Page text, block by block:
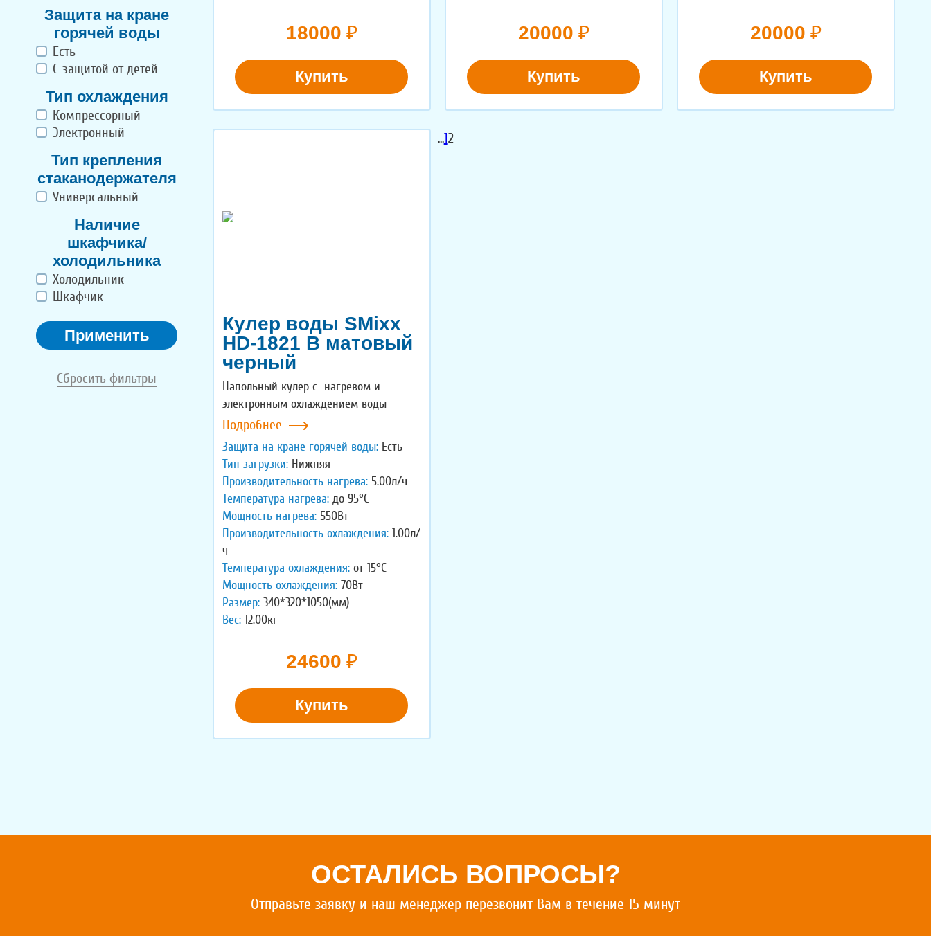
Защита на кране
горячей воды
Есть
С защитой от детей
Тип охлаждения
Компрессорный
Электронный
Тип крепления
стаканодержателя
Универсальный
Наличие
шкафчика/
холодильника
Холодильник
Шкафчик
Применить
Сбросить фильтры
18000 ₽
Купить
20000 ₽
Купить
20000 ₽
Купить
Кулер воды SMixx
HD-1821 B матовый
черный
Напольный кулер с нагревом и
электронным охлаждением воды
Подробнее
Защита на кране горячей воды:Есть
Тип загрузки:Нижняя
Производительность нагрева:5.00л/ч
Температура нагрева:до 95°C
Мощность нагрева:550Вт
Производительность охлаждения:1.00л/
ч
Температура охлаждения:от 15°C
Мощность охлаждения:70Вт
Размер:340*320*1050(мм)
Вес:12.00кг
24600 ₽
Купить
...12
ОСТАЛИСЬ ВОПРОСЫ?
Отправьте заявку и наш менеджер перезвонит Вам в течение 15 минут